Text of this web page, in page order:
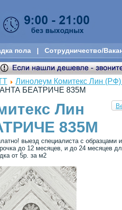
пола | Сотрудничество/
Линолеум Комитекс Лин (РФ)
БЕАТРИЧЕ 835M
Лин
835M
выезд специалиста с образцами
до 12 месяцев, и до 24 месяцев
от 5р. за м2